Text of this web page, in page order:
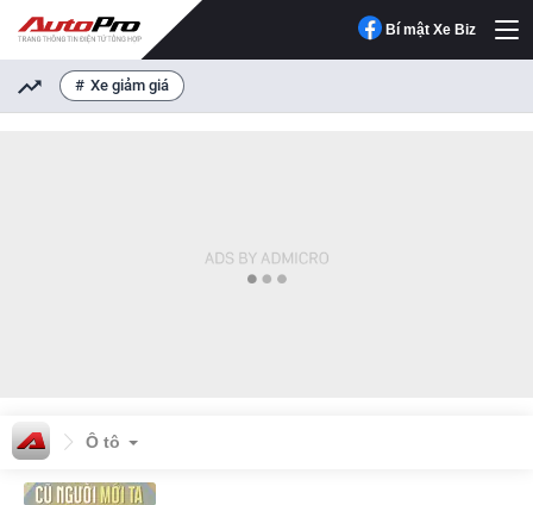
Bí mật Xe Biz
Xe giảm giá
Ô tô